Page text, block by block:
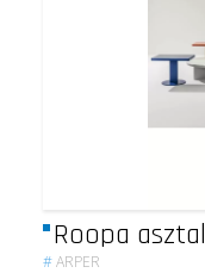
Roopa asztal
#ARPER